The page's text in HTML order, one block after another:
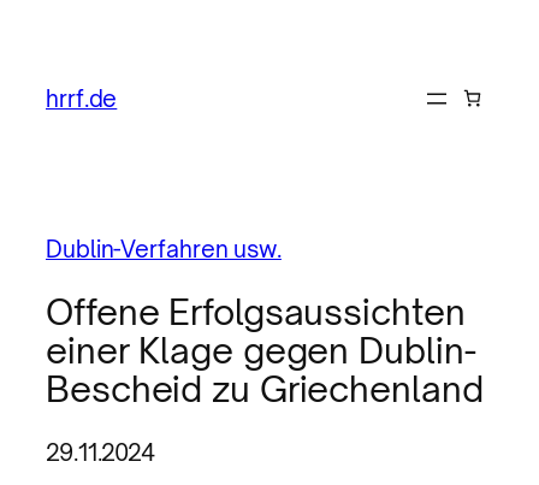
hrrf.de
Dublin-Verfahren usw.
Offene Erfolgsaussichten
einer Klage gegen Dublin-
Bescheid zu Griechenland
29.11.2024